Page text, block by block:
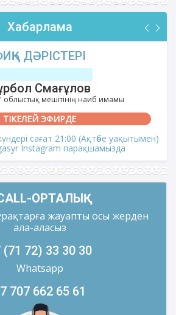
Хабарлама
ДӘРІСТЕРІ
Смағұлов
облыстық мешітінің наиб имамы
ТІКЕЛЕЙ ЭФИРДЕ
сағат 21:00 (Ақтөбе уақытымен)
Instagram парақшамызда
ОРТАЛЫҚ
жауапты осы жерден
ала-аласыз
(71 72) 33 30 30
Whatsapp
707 662 65 61